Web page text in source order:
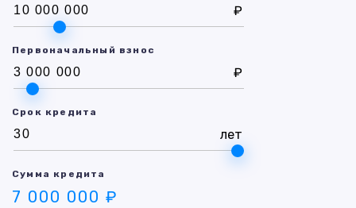
₽
Первоначальный взнос
₽
Срок кредита
лет
Сумма кредита
7 000 000 ₽